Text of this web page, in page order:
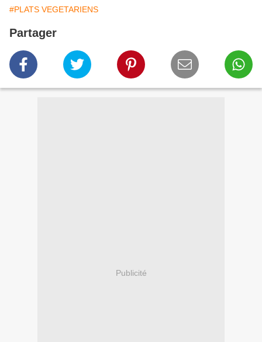
#PLATS VEGETARIENS
Partager
Publicité